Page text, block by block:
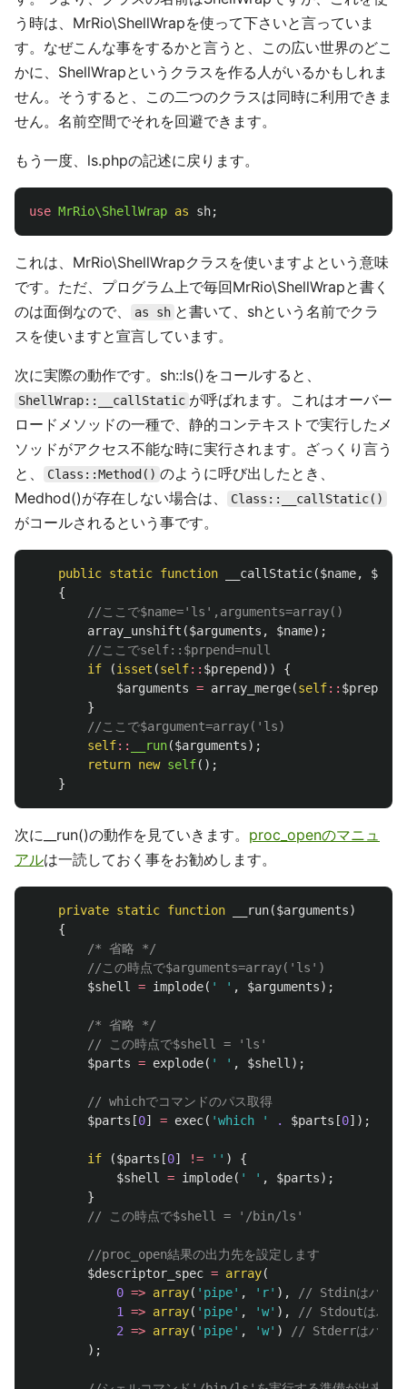
う時は、MrRio\ShellWrapを使って下さいと言っていま
す。なぜこんな事をするかと言うと、この広い世界のどこ
かに、ShellWrapというクラスを作る人がいるかもしれま
せん。そうすると、この二つのクラスは同時に利用できま
せん。名前空間でそれを回避できます。
もう一度、ls.phpの記述に戻ります。
use MrRio\ShellWrap as sh;
これは、MrRio\ShellWrapクラスを使いますよという意味
です。ただ、プログラム上で毎回MrRio\ShellWrapと書く
のは面倒なので、
as sh と書いて、shという名前でクラ
スを使いますと宣言しています。
次に実際の動作です。sh::ls()をコールすると、
ShellWrap::__callStatic が呼ばれます。これはオーバー
ロードメソッドの一種で、静的コンテキストで実行したメ
ソッドがアクセス不能な時に実行されます。ざっくり言う
と、
Class::Method() のように呼び出したとき、
Medhod()が存在しない場合は、
Class::__callStatic()
がコールされるという事です。
public static function __callStatic($name,
{
//ここで$name='ls',arguments=array()
array_unshift ($arguments , $name);
//ここでself::$prpend=null
if
(isset (self:: $prepend ))
{
$arguments = array_merge(self:: $prepend
}
//ここで$argument=array('ls)
self:: __run($arguments);
return new self();
}
次に__run()の動作を見ていきます。 proc_openのマニュ
アルは一読しておく事をお勧めします。
private static function __run($arguments)
{
/* 省略 */
//この時点で$arguments=array('ls')
$shell
= implode( ' ' , $arguments);
/* 省略 */
// この時点で$shell = 'ls'
$parts = explode( ' ' , $shell );
// whichでコマンドのパス取得
$parts [0] = exec( 'which ' . $parts [0]);
if ($parts [0] != '' )
{
$shell
= implode( ' ' , $parts);
}
// この時点で$shell = '/bin/ls'
//proc_open結果の出力先を設定します
$descriptor_spec = array(
0 => array( 'pipe' , 'r' ),
// Stdinはパイプ
1
=> array( 'pipe' , 'w' ),
// Stdoutはパイ
2 => array( 'pipe' , 'w' )
// Stderrはパイプ
);